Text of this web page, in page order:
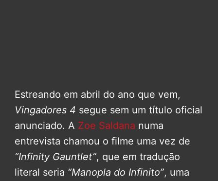
Estreando em abril do ano que vem,
Vingadores 4 segue sem um título oficial
anunciado. A Zoe Saldana numa
entrevista chamou o filme uma vez de
“Infinity Gauntlet”, que em tradução
literal seria “Manopla do Infinito”, uma